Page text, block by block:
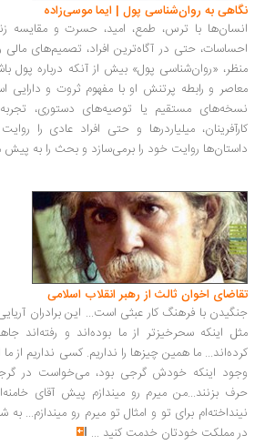
به روان‌شناسی پول | ایما موسی‌زاده
با ترس، طمع، امید، حسرت و مقایسه زندگی
حتی در آگاه‌ترین افراد، تصمیم‌های مالی را
«روان‌شناسی پول» بیش از آنکه درباره پول باشد،
و رابطه پرتنش او با مفهوم ثروت و دارایی است...
مستقیم یا توصیه‌های دستوری، تجربه زندگی
میلیاردرها و حتی افراد عادی را روایت
روایت خود را برمی‌سازد و بحث را به پیش می‌راند
اخوان ثالث از رهبر انقلاب اسلامی
با فرهنگ کار عبثی است... این برادران آریایی ما و
اینکه سحرخیزتر از ما بوده‌اند و رفته‌اند جاهای
ما همین چیزها را نداریم. کسی نداریم از ما انتقاد
اینکه خودش گرجی بود، می‌خواست در گرجستان
بزنند...من میرم رو میندازم پیش آقای خامنه‌ای،
برای تو و امثال تو میرم رو میندازم... به شرطی
مملکت خودتان خدمت کنید...